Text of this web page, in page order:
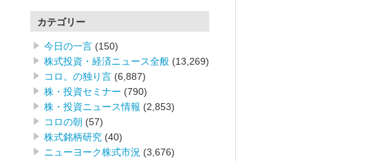
カテゴリー
今日の一言 (150)
株式投資・経済ニュース全般 (13,269)
コロ。の独り言 (6,887)
株・投資セミナー (790)
株・投資ニュース情報 (2,853)
コロの朝 (57)
株式銘柄研究 (40)
ニューヨーク株式市況 (3,676)